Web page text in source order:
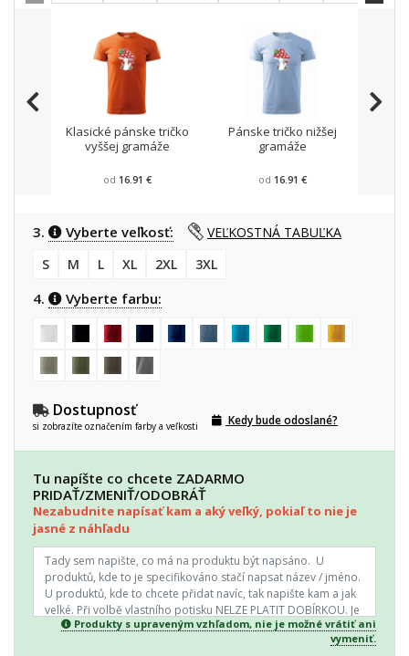
Klasické pánske tričko
vyššej gramáže
od 16.91 €
Pánske tričko nižšej
gramáže
od 16.91 €
3. Vyberte veľkosť:
VEĽKOSTNÁ TABUĽKA
S
M L XL 2XL 3XL
4. Vyberte farbu:
Dostupnosť
si zobrazíte označením farby a veľkosti Kedy bude odoslané?
Tu napíšte co chcete ZADARMO
PRIDAŤ/ZMENIŤ/ODOBRÁŤ
Nezabudnite napísať kam a aký veľký, pokiaľ to nie je
jasné z náhľadu
Produkty s upraveným vzhľadom, nie je možné vrátiť ani
vymeniť.